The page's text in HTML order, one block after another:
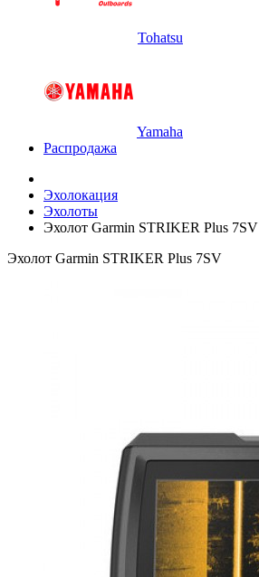
Tohatsu
Yamaha
Распродажа
Эхолокация
Эхолоты
Эхолот Garmin STRIKER Plus 7SV
Эхолот Garmin STRIKER Plus 7SV